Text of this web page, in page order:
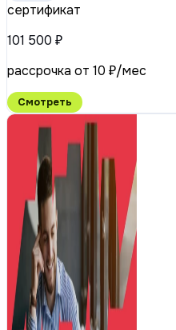
сертификат
101 500 ₽
рассрочка от 10 ₽/мес
Смотреть